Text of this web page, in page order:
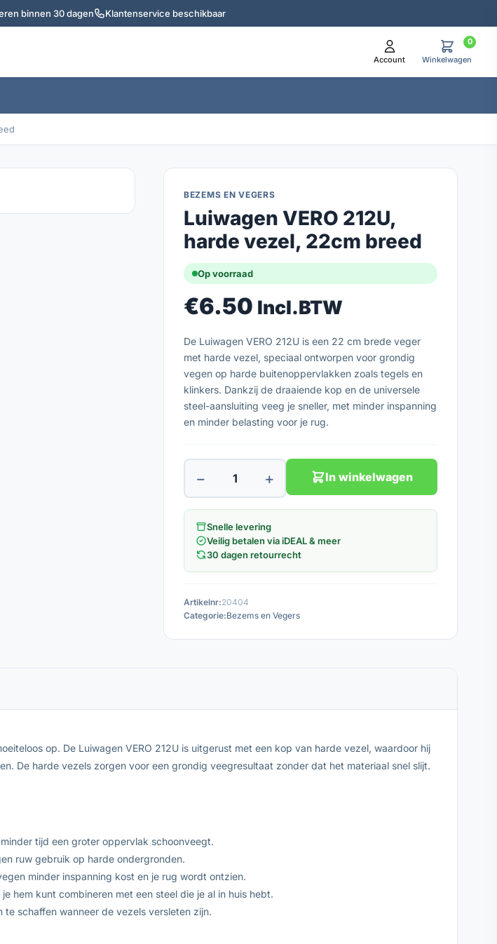
binnen 30 dagen Klantenservice beschikbaar
Account
0
Winkelwagen
BEZEMS EN VEGERS
Luiwagen VERO 212U,
harde vezel, 22cm breed
Op voorraad
€6.50 Incl.BTW
De Luiwagen VERO 212U is een 22 cm brede veger
met harde vezel, speciaal ontworpen voor grondig
vegen op harde buitenoppervlakken zoals tegels en
klinkers. Dankzij de draaiende kop en de universele
steel-aansluiting veeg je sneller, met minder inspanning
en minder belasting voor je rug.
− + In winkelwagen
Snelle levering
Veilig betalen via iDEAL & meer
30 dagen retourrecht
Artikelnr:20404
Categorie:Bezems en Vegers
op. De Luiwagen VERO 212U is uitgerust met een kop van harde vezel, waardoor hij
De harde vezels zorgen voor een grondig veegresultaat zonder dat het materiaal snel slijt.
tijd een groter oppervlak schoonveegt.
ruw gebruik op harde ondergronden.
minder inspanning kost en je rug wordt ontzien.
hem kunt combineren met een steel die je al in huis hebt.
schaffen wanneer de vezels versleten zijn.